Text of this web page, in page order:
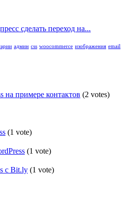
сделать переход на...
админ css woocommerce изображения email
на примере контактов (2 votes)
(1 vote)
(1 vote)
с Bit.ly (1 vote)